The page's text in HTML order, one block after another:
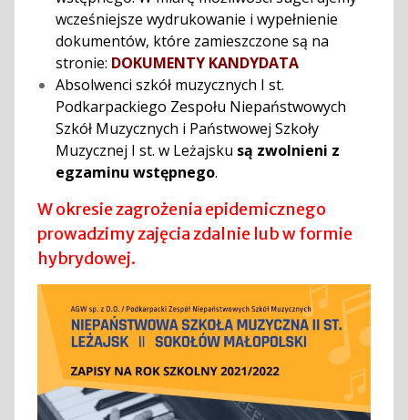
wcześniejsze wydrukowanie i wypełnienie
dokumentów, które zamieszczone są na
stronie: DOKUMENTY KANDYDATA
Absolwenci szkół muzycznych I st.
Podkarpackiego Zespołu Niepaństwowych
Szkół Muzycznych i Państwowej Szkoły
Muzycznej I st. w Leżajsku są zwolnieni z
egzaminu wstępnego.
W okresie zagrożenia epidemicznego
prowadzimy zajęcia zdalnie lub w formie
hybrydowej.